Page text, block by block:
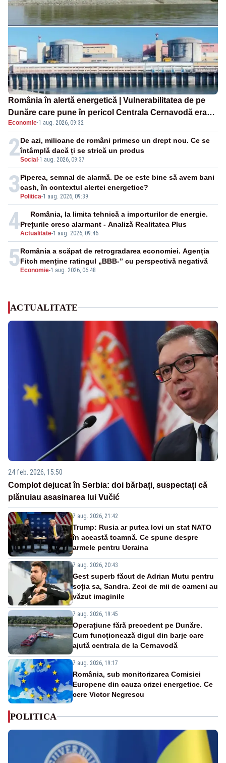
România în alertă energetică | Vulnerabilitatea de pe
Dunăre care pune în pericol Centrala Cernavodă era
cunoscută de pe vremea lui Ceaușescu
Economie·1 aug. 2026, 09:32
2Social -1 aug. 2026, 09:37
De azi, milioane de români primesc un drept nou. Ce se
întâmplă dacă ți se strică un produs
3 Politica-1 aug. 2026, 09:39
Piperea, semnal de alarmă. De ce este bine să avem bani
cash, în contextul alertei energetice?
4Actualitate-1 aug. 2026, 09:46
România, la limita tehnică a importurilor de energie.
Prețurile cresc alarmant - Analiză Realitatea Plus
5 Economie-1 aug. 2026, 06:48
România a scăpat de retrogradarea economiei. Agenția
Fitch menține ratingul „BBB-” cu perspectivă negativă
ACTUALITATE
24 feb. 2026, 15:50
Complot dejucat în Serbia: doi bărbați, suspectați că
plănuiau asasinarea lui Vučić
7 aug. 2026, 21:42
Trump: Rusia ar putea lovi un stat NATO
în această toamnă. Ce spune despre
armele pentru Ucraina
7 aug. 2026, 20:43
Gest superb făcut de Adrian Mutu pentru
soția sa, Sandra. Zeci de mii de oameni au
văzut imaginile
7 aug. 2026, 19:45
Operațiune fără precedent pe Dunăre.
Cum funcționează digul din barje care
ajută centrala de la Cernavodă
7 aug. 2026, 19:17
România, sub monitorizarea Comisiei
Europene din cauza crizei energetice. Ce
cere Victor Negrescu
POLITICA